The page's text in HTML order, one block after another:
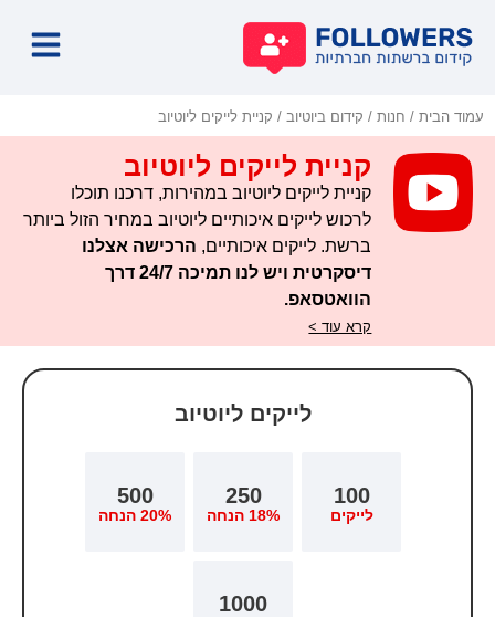
עמוד הבית / חנות / קידום ביוטיוב / קניית לייקים ליוטיוב
קניית לייקים ליוטיוב
קניית לייקים ליוטיוב במהירות, דרכנו תוכלו
לרכוש לייקים איכותיים ליוטיוב במחיר הזול ביותר
ברשת. לייקים איכותיים, הרכישה אצלנו
דיסקרטית ויש לנו תמיכה 24/7 דרך
הוואטסאפ.
קרא עוד >
לייקים ליוטיוב
100
250
500
1000